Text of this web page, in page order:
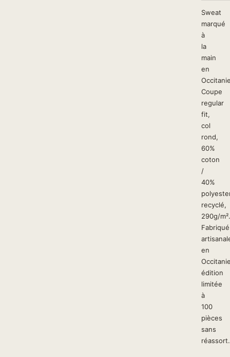
Sweat
marqué
à
la
main
en
Coupe
regular
fit,
col
rond,
60%
coton
/
40%
recyclé,
290g/m².
Fabriqué
en
édition
limitée
à
100
pièces
sans
réassort.